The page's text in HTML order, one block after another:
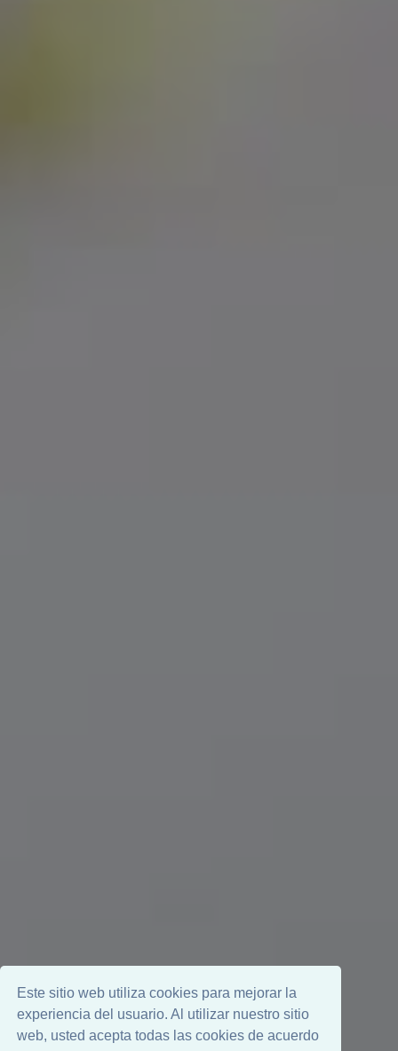
Este sitio web utiliza cookies para mejorar la
experiencia del usuario. Al utilizar nuestro sitio
web, usted acepta todas las cookies de acuerdo